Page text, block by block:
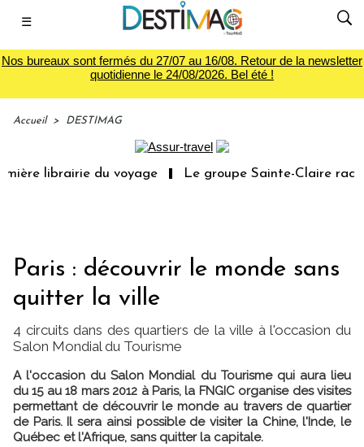
☰
Nos bureaux sont fermés du 27/07 au 16/08. Retour de la newsletter
quotidienne le 24/08/2026. Bel été !
Accueil > DESTIMAG
librairie du voyage Le groupe Sainte-Claire
Paris : découvrir le monde sans
quitter la ville
4 circuits dans des quartiers de la ville à l'occasion du
Salon Mondial du Tourisme
A l'occasion du Salon Mondial du Tourisme qui aura lieu
du 15 au 18 mars 2012 à Paris, la FNGIC organise des visites
permettant de découvrir le monde au travers de quartier
de Paris. Il sera ainsi possible de visiter la Chine, l'Inde, le
Québec et l'Afrique, sans quitter la capitale.